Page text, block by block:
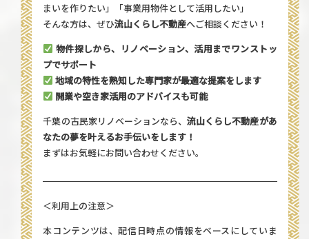
まいを作りたい」「事業用物件として活用したい」
そんな方は、ぜひ流山くらし不動産へご相談ください！
物件探しから、リノベーション、活用までワンストッ
プでサポート
地域の特性を熟知した専門家が最適な提案をします
開業や空き家活用のアドバイスも可能
千葉の古民家リノベーションなら、流山くらし不動産があ
なたの夢を叶えるお手伝いをします！
まずはお気軽にお問い合わせください。
＜利用上の注意＞
本コンテンツは、配信日時点の情報をベースにしていま